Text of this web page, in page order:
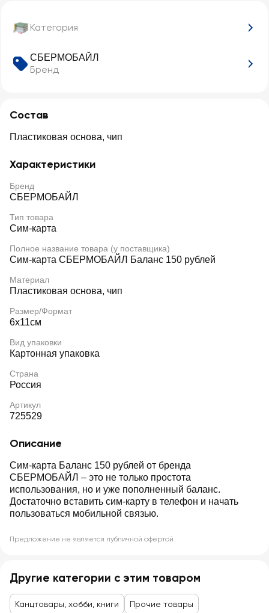
Категория
СБЕРМОБАЙЛ
Бренд
Состав
Пластиковая основа, чип
Характеристики
Бренд
СБЕРМОБАЙЛ
Тип товара
Сим-карта
Полное название товара (у поставщика)
Сим-карта СБЕРМОБАЙЛ Баланс 150 рублей
Материал
Пластиковая основа, чип
Размер/Формат
6х11см
Вид упаковки
Картонная упаковка
Страна
Россия
Артикул
725529
Описание
Сим-карта Баланс 150 рублей от бренда
СБЕРМОБАЙЛ – это не только простота
использования, но и уже пополненный баланс.
Достаточно вставить сим-карту в телефон и начать
пользоваться мобильной связью.
Предложение не является публичной офертой
Другие категории с этим товаром
Канцтовары, хобби, книги Прочие товары